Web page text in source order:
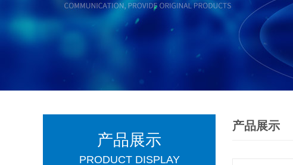
产品展示
PRODUCT DISPLAY
产品展示